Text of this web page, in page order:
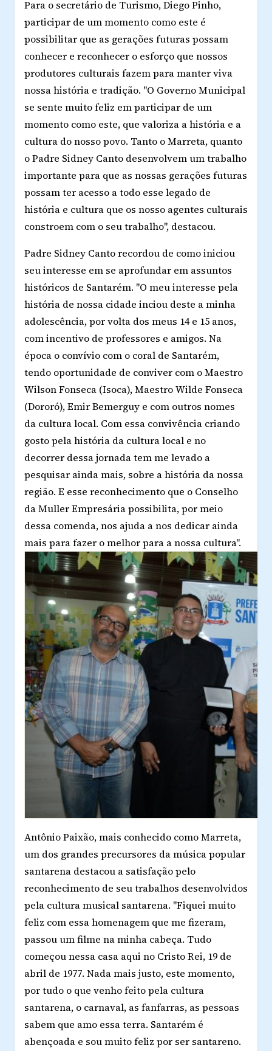
Para o secretário de Turismo, Diego Pinho,
participar de um momento como este é
possibilitar que as gerações futuras possam
conhecer e reconhecer o esforço que nossos
produtores culturais fazem para manter viva
nossa história e tradição. "O Governo Municipal
se sente muito feliz em participar de um
momento como este, que valoriza a história e a
cultura do nosso povo. Tanto o Marreta, quanto
o Padre Sidney Canto desenvolvem um trabalho
importante para que as nossas gerações futuras
possam ter acesso a todo esse legado de
história e cultura que os nosso agentes culturais
constroem com o seu trabalho", destacou.
Padre Sidney Canto recordou de como iniciou
seu interesse em se aprofundar em assuntos
históricos de Santarém. "O meu interesse pela
história de nossa cidade inciou deste a minha
adolescência, por volta dos meus 14 e 15 anos,
com incentivo de professores e amigos. Na
época o convívio com o coral de Santarém,
tendo oportunidade de conviver com o Maestro
Wilson Fonseca (Isoca), Maestro Wilde Fonseca
(Dororó), Emir Bemerguy e com outros nomes
da cultura local. Com essa convivência criando
gosto pela história da cultura local e no
decorrer dessa jornada tem me levado a
pesquisar ainda mais, sobre a história da nossa
região. E esse reconhecimento que o Conselho
da Muller Empresária possibilita, por meio
dessa comenda, nos ajuda a nos dedicar ainda
mais para fazer o melhor para a nossa cultura".
Antônio Paixão, mais conhecido como Marreta,
um dos grandes precursores da música popular
santarena destacou a satisfação pelo
reconhecimento de seu trabalhos desenvolvidos
pela cultura musical santarena. "Fiquei muito
feliz com essa homenagem que me fizeram,
passou um filme na minha cabeça. Tudo
começou nessa casa aqui no Cristo Rei, 19 de
abril de 1977. Nada mais justo, este momento,
por tudo o que venho feito pela cultura
santarena, o carnaval, as fanfarras, as pessoas
sabem que amo essa terra. Santarém é
abençoada e sou muito feliz por ser santareno.